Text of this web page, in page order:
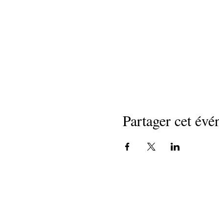
Partager cet